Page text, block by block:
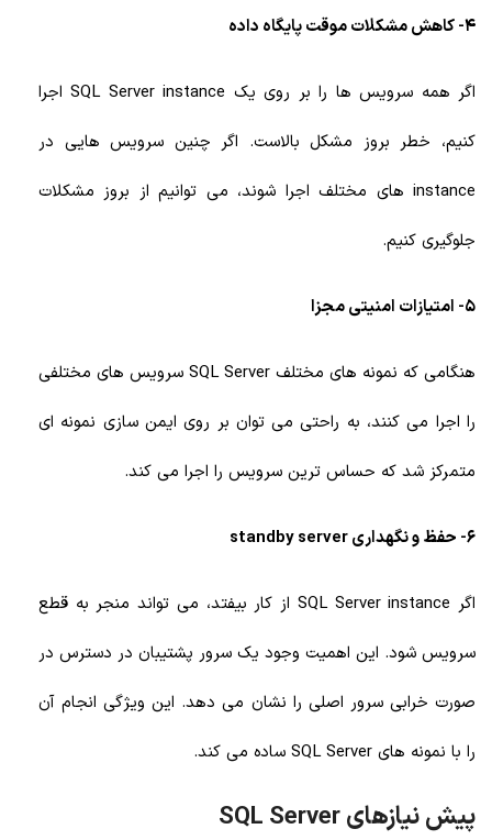
4- کاهش مشکلات موقت پایگاه داده
اگر همه سرویس ها را بر روی یک SQL Server instance اجرا
کنیم، خطر بروز مشکل بالاست. اگر چنین سرویس هایی در
instance های مختلف اجرا شوند، می توانیم از بروز مشکلات
جلوگیری کنیم.
5- امتیازات امنیتی مجزا
هنگامی که نمونه های مختلف SQL Server سرویس های مختلفی
را اجرا می کنند، به راحتی می توان بر روی ایمن سازی نمونه ای
متمرکز شد که حساس ترین سرویس را اجرا می کند.
6- حفظ و نگهداری standby server
اگر SQL Server instance از کار بیفتد، می تواند منجر به قطع
سرویس شود. این اهمیت وجود یک سرور پشتیبان در دسترس در
صورت خرابی سرور اصلی را نشان می دهد. این ویژگی انجام آن
را با نمونه های SQL Server ساده می کند.
پیش نیازهای SQL Server